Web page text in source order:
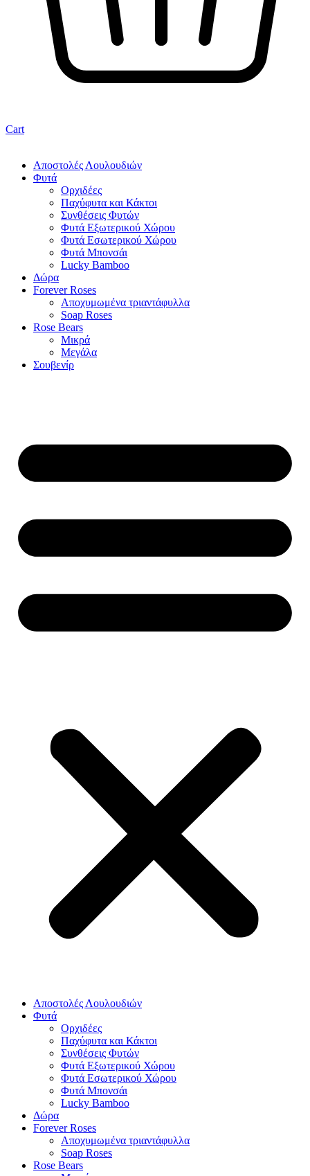
Cart
Αποστολές Λουλουδιών
Φυτά
Ορχιδέες
Παχύφυτα και Κάκτοι
Συνθέσεις Φυτών
Φυτά Εξωτερικού Χώρου
Φυτά Εσωτερικού Χώρου
Φυτά Μπονσάι
Lucky Bamboo
Δώρα
Forever Roses
Αποχυμωμένα τριαντάφυλλα
Soap Roses
Rose Βears
Μικρά
Μεγάλα
Σουβενίρ
Αποστολές Λουλουδιών
Φυτά
Ορχιδέες
Παχύφυτα και Κάκτοι
Συνθέσεις Φυτών
Φυτά Εξωτερικού Χώρου
Φυτά Εσωτερικού Χώρου
Φυτά Μπονσάι
Lucky Bamboo
Δώρα
Forever Roses
Αποχυμωμένα τριαντάφυλλα
Soap Roses
Rose Βears